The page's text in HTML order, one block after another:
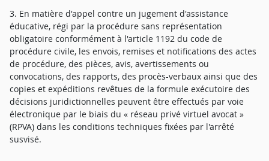
3. En matière d'appel contre un jugement d'assistance
éducative, régi par la procédure sans représentation
obligatoire conformément à l'article 1192 du code de
procédure civile, les envois, remises et notifications des actes
de procédure, des pièces, avis, avertissements ou
convocations, des rapports, des procès-verbaux ainsi que des
copies et expéditions revêtues de la formule exécutoire des
décisions juridictionnelles peuvent être effectués par voie
électronique par le biais du « réseau privé virtuel avocat »
(RPVA) dans les conditions techniques fixées par l'arrêté
susvisé.